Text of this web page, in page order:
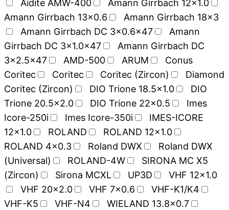
Aidite AMW-400
Amann Girrbach 12x1.0
Amann Girrbach 13x0.6
Amann Girrbach 18x3
Amann Girrbach DC 3x0.6x47
Amann
Girrbach DC 3x1.0x47
Amann Girrbach DC
3x2.5x47
AMD-500 ARUM
Conus
Coritec
Coritec Coritec (Zircon)
Diamond
Coritec (Zircon)
DIO Trione 18.5x1.0
DIO
Trione 20.5x2.0
DIO Trione 22x0.5
Imes
Icore-250i
Imes Icore-350i
IMES-ICORE
12x1.0
ROLAND
ROLAND 12x1.0
ROLAND 4x0.3
Roland DWX
Roland DWX
(Universal)
ROLAND-4W
SIRONA MC X5
(Zircon)
Sirona MCXL UP3D
VHF 12x1.0
VHF 20x2.0
VHF 7x0.6
VHF-K1/K4
VHF-K5
VHF-N4
WIELAND 13.8x0.7